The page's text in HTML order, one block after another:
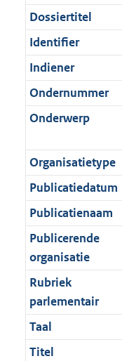
Dossiertitel
Identifier
Indiener
Ondernummer
Onderwerp
Organisatietype
Publicatiedatum
Publicatienaam
Publicerende
organisatie
Rubriek
parlementair
Taal
Titel